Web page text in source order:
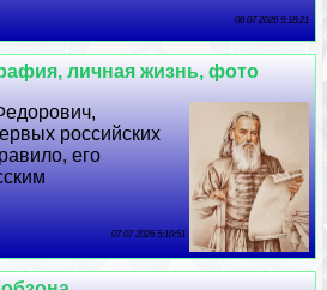
08 07 2026 9:18:21
личная жизнь, фото
российских
его
07 07 2026 5:10:51